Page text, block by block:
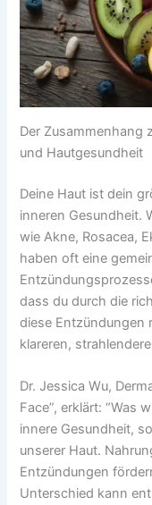
Der Zusammenhang
und Hautgesundheit
Deine Haut ist dein
inneren Gesundheit.
wie Akne, Rosacea,
haben oft eine
dass du durch die
diese Entzündungen
klareren,
Dr. Jessica Wu,
Face”, erklärt: “Was
innere Gesundheit,
unserer Haut.
Entzündungen
Unterschied kann